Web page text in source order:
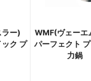
ー)
ク プ
WMF(ヴェーエ
パーフェクト
力鍋